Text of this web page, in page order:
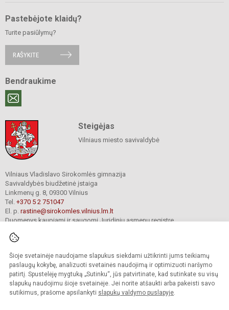
Šioje svetainėje naudojame slapukus siekdami užtikrinti jums teikiamų
paslaugų kokybę, analizuoti svetainės naudojimą ir optimizuoti naršymo
patirtį. Spustelėję mygtuką „Sutinku“, jūs patvirtinate, kad sutinkate su visų
slapukų naudojimu šioje svetainėje. Jei norite atšaukti arba pakeisti savo
sutikimus, prašome apsilankyti slapukų valdymo puslapyje.
Pastebėjote klaidų?
Turite pasiūlymų?
RAŠYKITE
Bendraukime
Steigėjas
Vilniaus miesto savivaldybė
Vilniaus Vladislavo Sirokomlės gimnazija
Savivaldybės biudžetinė įstaiga
Linkmenų g. 8, 09300 Vilnius
Tel. +370 5 2 751047
El. p. rastine@sirokomles.vilnius.lm.lt
Duomenys kaupiami ir saugomi Juridinių asmenų registre
© 2020. Vilniaus Vladislavo Sirokomlės gimnazija. Visos teisės saugomos.
Kopijuoti turinį be raštiško gimnazijos sutikimo griežtai draudžiama.
Versija neįgaliesiems Slapukų valdymas